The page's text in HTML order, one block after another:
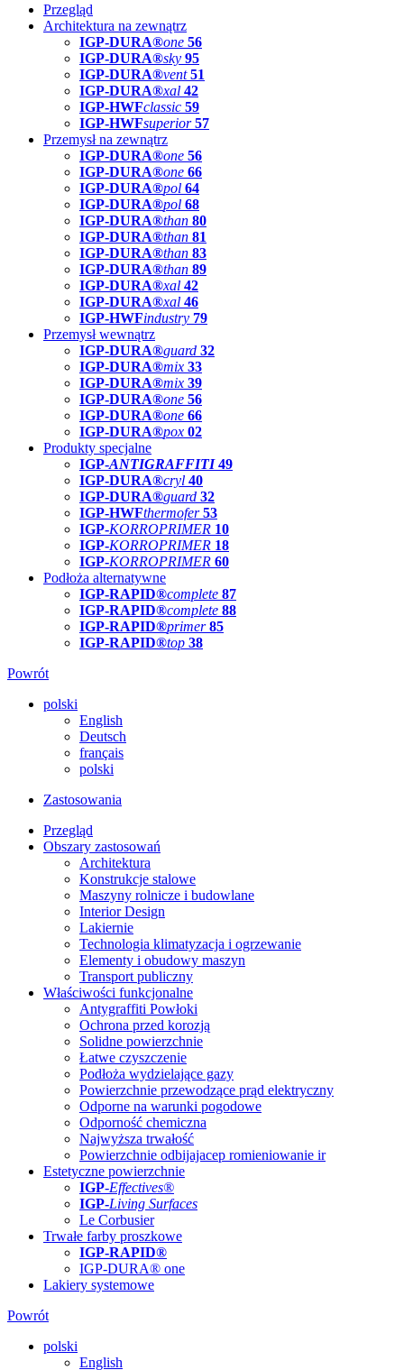
Przegląd
Architektura na zewnątrz
IGP-DURA®one 56
IGP-DURA®sky 95
IGP-DURA®vent 51
IGP-DURA®xal 42
IGP-HWFclassic 59
IGP-HWFsuperior 57
Przemysł na zewnątrz
IGP-DURA®one 56
IGP-DURA®one 66
IGP-DURA®pol 64
IGP-DURA®pol 68
IGP-DURA®than 80
IGP-DURA®than 81
IGP-DURA®than 83
IGP-DURA®than 89
IGP-DURA®xal 42
IGP-DURA®xal 46
IGP-HWFindustry 79
Przemysł wewnątrz
IGP-DURA®guard 32
IGP-DURA®mix 33
IGP-DURA®mix 39
IGP-DURA®one 56
IGP-DURA®one 66
IGP-DURA®pox 02
Produkty specjalne
IGP-ANTIGRAFFITI49
IGP-DURA®cryl 40
IGP-DURA®guard 32
IGP-HWFthermofer 53
IGP-KORROPRIMER 10
IGP-KORROPRIMER 18
IGP-KORROPRIMER 60
Podłoża alternatywne
IGP-RAPID®complete 87
IGP-RAPID®complete 88
IGP-RAPID®primer 85
IGP-RAPID®top 38
Powrót
polski
English
Deutsch
français
polski
Zastosowania
Przegląd
Obszary zastosowań
Architektura
Konstrukcje stalowe
Maszyny rolnicze i budowlane
Interior Design
Lakiernie
Technologia klimatyzacja i ogrzewanie
Elementy i obudowy maszyn
Transport publiczny
Właściwości funkcjonalne
Antygraffiti Powłoki
Ochrona przed korozją
Solidne powierzchnie
Łatwe czyszczenie
Podłoża wydzielające gazy
Powierzchnie przewodzące prąd elektryczny
Odporne na warunki pogodowe
Odporność chemiczna
Najwyższa trwałość
Powierzchnie odbijajacep romieniowanie ir
Estetyczne powierzchnie
IGP-Effectives®
IGP-Living Surfaces
Le Corbusier
Trwałe farby proszkowe
IGP-RAPID®
IGP-DURA® one
Lakiery systemowe
Powrót
polski
English